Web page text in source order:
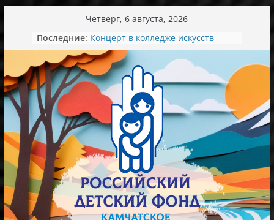
содержимому
Четверг, 6 августа, 2026
Последние: Концерт в колледже искусств
«Магазин без барьеров: учимся
понимать и договариваться»
День семьи, любви и верности
Экскурсия в мир красоты
Ароматный зеленый вкус лета.